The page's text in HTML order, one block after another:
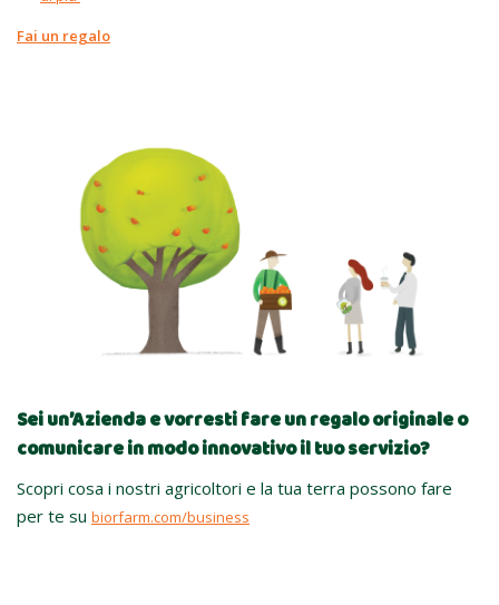
Fai un regalo
Sei un’Azienda e vorresti fare un regalo originale o
comunicare in modo innovativo il tuo servizio?
Scopri cosa i nostri agricoltori e la tua terra possono fare
per te su biorfarm.com/business